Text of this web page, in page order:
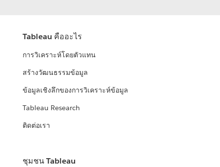
Tableau คืออะไร
การวิเคราะห์โดยตัวแทน
สร้างวัฒนธรรมข้อมูล
ข้อมูลเชิงลึกของการวิเคราะห์ข้อมูล
Tableau Research
ติดต่อเรา
ชุมชน Tableau